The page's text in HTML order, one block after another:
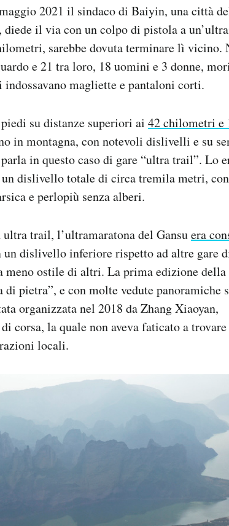
2021 il sindaco di Baiyin, una città
il via con un colpo di pistola a
sarebbe dovuta terminare lì vicino.
e 21 tra loro, 18 uomini e 3 donne,
magliette e pantaloni corti.
su distanze superiori ai 42 chilometri e
in montagna, con notevoli dislivelli e su
in questo caso di gare “ultra trail”. Lo
un dislivello totale di circa tremila metri, con
e perlopiù senza alberi.
ultra trail, l’ultramaratona del Gansuera
dislivello inferiore rispetto ad altre gare
meno ostile di altri. La prima edizione della
di pietra”, e con molte vedute panoramiche
organizzata nel 2018 da Zhang Xiaoyan,
corsa, la quale non aveva faticato a
locali.